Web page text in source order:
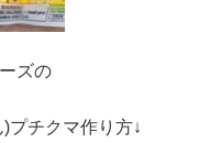
ズの
プチクマ作り方↓